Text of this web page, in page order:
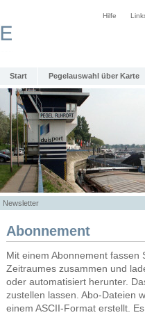
Hilfe
Start Pegelauswahl über Karte
Newsletter
Abonnement
Mit einem Abonnement
Zeitraumes zusammen und
oder automatisiert herunter.
zustellen lassen. Abo-Dateien
einem ASCII-Format erstellt.